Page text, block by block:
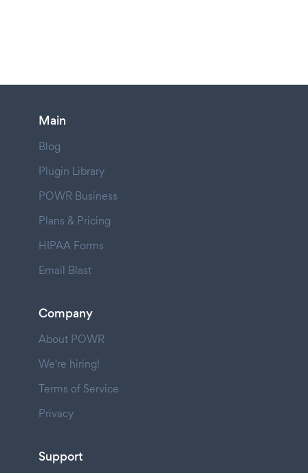
Main
Blog
Plugin Library
POWR Business
Plans & Pricing
HIPAA Forms
Email Blast
Company
About POWR
We're hiring!
Terms of Service
Privacy
Support